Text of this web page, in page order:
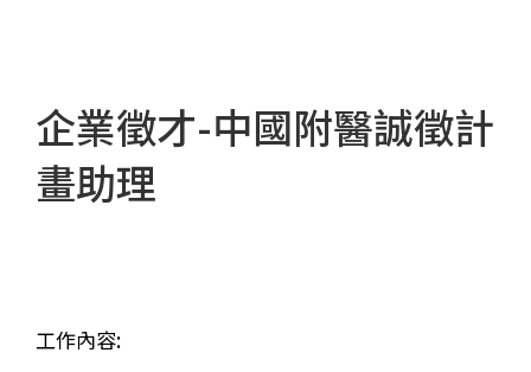
企業徵才-中國附醫誠徵計
畫助理
工作內容: